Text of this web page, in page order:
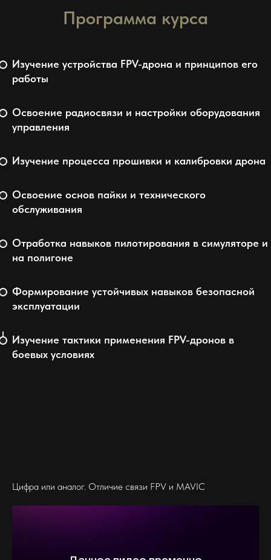
Программа курса
Изучение устройства FPV-дрона и принципов его
работы
Освоение радиосвязи и настройки оборудования
управления
Изучение процесса прошивки и калибровки дрона
Освоение основ пайки и технического
обслуживания
Отработка навыков пилотирования в симуляторе и
на полигоне
Формирование устойчивых навыков безопасной
эксплуатации
Изучение тактики применения FPV-дронов в
боевых условиях
Цифра или аналог. Отличие связи FPV и MAVIC